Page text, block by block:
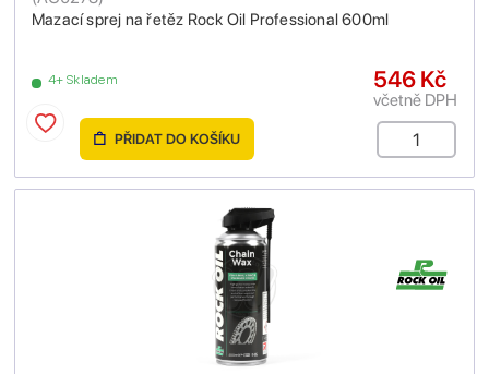
Mazací sprej na řetěz Rock Oil Professional 600ml
4+ Skladem 546 Kč
včetně DPH
PŘIDAT DO KOŠÍKU